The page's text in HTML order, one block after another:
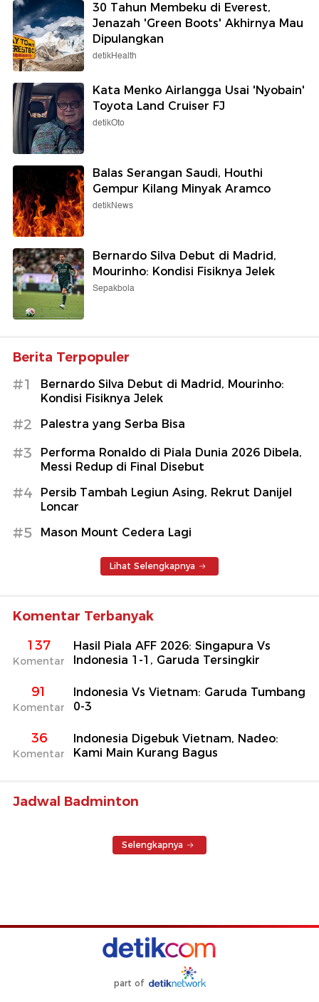
30 Tahun Membeku di Everest,
Jenazah 'Green Boots' Akhirnya Mau
Dipulangkan
detikHealth
Kata Menko Airlangga Usai 'Nyobain'
Toyota Land Cruiser FJ
detikOto
Balas Serangan Saudi, Houthi
Gempur Kilang Minyak Aramco
detikNews
Bernardo Silva Debut di Madrid,
Mourinho: Kondisi Fisiknya Jelek
Sepakbola
Berita Terpopuler
#1
Bernardo Silva Debut di Madrid, Mourinho:
Kondisi Fisiknya Jelek
#2 Palestra yang Serba Bisa
#3
Performa Ronaldo di Piala Dunia 2026 Dibela,
Messi Redup di Final Disebut
#4
Persib Tambah Legiun Asing, Rekrut Danijel
Loncar
#5 Mason Mount Cedera Lagi
Lihat Selengkapnya
Komentar Terbanyak
137
Komentar
Hasil Piala AFF 2026: Singapura Vs
Indonesia 1-1, Garuda Tersingkir
91
Komentar
Indonesia Vs Vietnam: Garuda Tumbang
0-3
36
Komentar
Indonesia Digebuk Vietnam, Nadeo:
Kami Main Kurang Bagus
Jadwal Badminton
Selengkapnya
part of